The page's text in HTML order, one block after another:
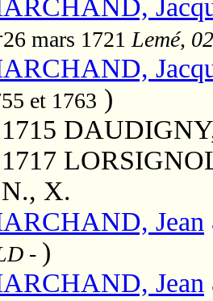
mars 1721 Lemé,
et 1763 )
N., X.
Jean
- )
Jean